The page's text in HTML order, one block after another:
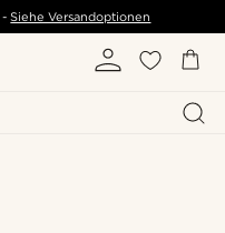
- Siehe Versandoptionen